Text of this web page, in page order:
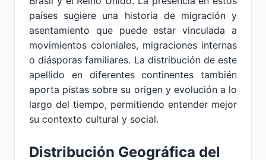
países sugiere una historia de migración y
asentamiento que puede estar vinculada a
movimientos coloniales, migraciones internas
o diásporas familiares. La distribución de este
apellido en diferentes continentes también
aporta pistas sobre su origen y evolución a lo
largo del tiempo, permitiendo entender mejor
su contexto cultural y social.
Distribución Geográfica del